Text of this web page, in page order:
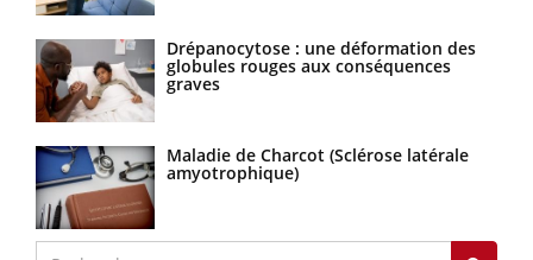
Drépanocytose : une déformation des
globules rouges aux conséquences
graves
Maladie de Charcot (Sclérose latérale
amyotrophique)